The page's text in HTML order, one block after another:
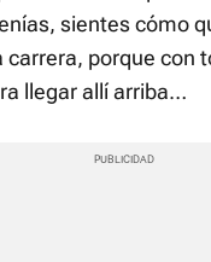
sientes cómo
carrera, porque con
llegar allí arriba…